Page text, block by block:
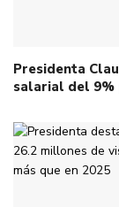
Presidenta
salarial del